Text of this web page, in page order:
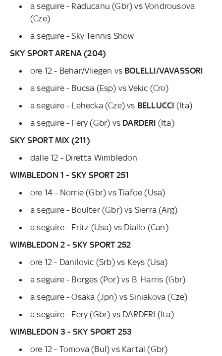
a seguire - Raducanu (Gbr) vs Vondrousova
(Cze)
a seguire - Sky Tennis Show
SKY SPORT ARENA (204)
ore 12 - Behar/Vliegen vs BOLELLI/VAVASSORI
a seguire - Bucsa (Esp) vs Vekic (Cro)
a seguire - Lehecka (Cze) vs BELLUCCI (Ita)
a seguire - Fery (Gbr) vs DARDERI (Ita)
SKY SPORT MIX (211)
dalle 12 - Diretta Wimbledon
WIMBLEDON 1 - SKY SPORT 251
ore 14 - Norrie (Gbr) vs Tiafoe (Usa)
a seguire - Boulter (Gbr) vs Sierra (Arg)
a seguire - Fritz (Usa) vs Diallo (Can)
WIMBLEDON 2 - SKY SPORT 252
ore 12 - Danilovic (Srb) vs Keys (Usa)
a seguire - Borges (Por) vs B. Harris (Gbr)
a seguire - Osaka (Jpn) vs Siniakova (Cze)
a seguire - Fery (Gbr) vs DARDERI (Ita)
WIMBLEDON 3 - SKY SPORT 253
ore 12 - Tomova (Bul) vs Kartal (Gbr)